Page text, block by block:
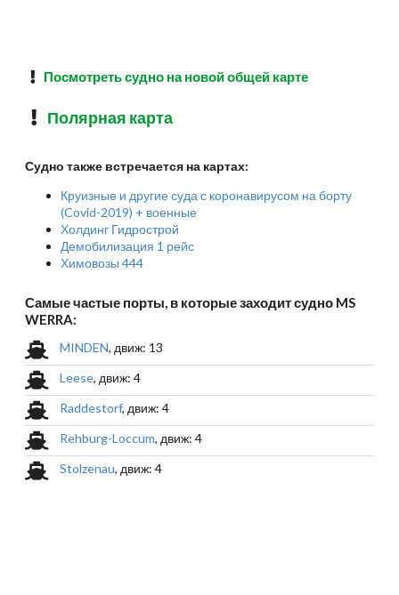
Посмотреть судно на новой общей карте
Полярная карта
Судно также встречается на картах:
Круизные и другие суда с коронавирусом на борту
(Covid-2019) + военные
Холдинг Гидрострой
Демобилизация 1 рейс
Химовозы 444
Самые частые порты, в которые заходит судно MS
WERRA:
MINDEN, движ: 13
Leese, движ: 4
Raddestorf, движ: 4
Rehburg-Loccum, движ: 4
Stolzenau, движ: 4